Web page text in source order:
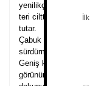
yenilikçi bir yapıya
teri ciltten
tutar.
Çabuk kuruyan
sürdürmenize
Geniş kol altı
görünüm sunarken,